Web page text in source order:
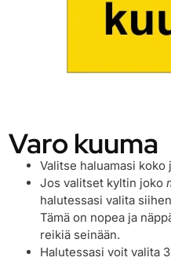
Varo kuuma
Valitse haluamasi koko
Jos valitset kyltin joko
halutessasi valita
Tämä on nopea ja
reikiä seinään.
Halutessasi voit valita